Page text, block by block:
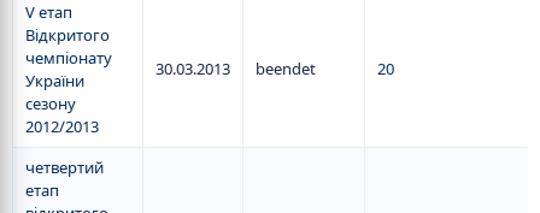
V етап
Відкритого
чемпіонату
України
сезону
2012/2013
30.03.2013 beendet 20
четвертий
етап